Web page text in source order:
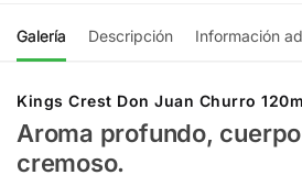
Galería Descripción Información
Kings Crest Don Juan Churro
Aroma profundo,
cremoso.